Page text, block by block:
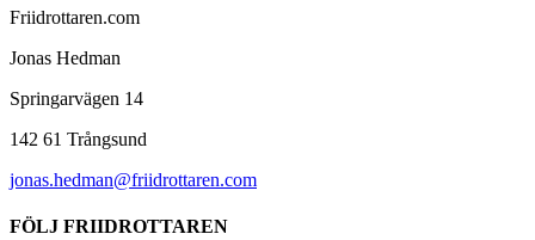
Friidrottaren.com
Jonas Hedman
Springarvägen 14
142 61 Trångsund
jonas.hedman@friidrottaren.com
FÖLJ FRIIDROTTAREN